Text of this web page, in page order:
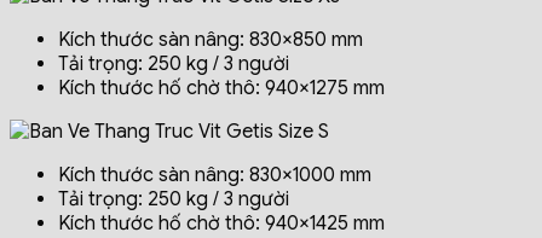
Kích thước sàn nâng: 830×850 mm
Tải trọng: 250 kg / 3 người
Kích thước hố chờ thô: 940×1275 mm
Kích thước sàn nâng: 830×1000 mm
Tải trọng: 250 kg / 3 người
Kích thước hố chờ thô: 940×1425 mm